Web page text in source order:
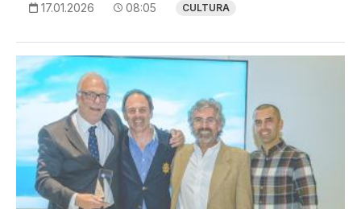
17.01.2026 08:05 CULTURA
Imagem